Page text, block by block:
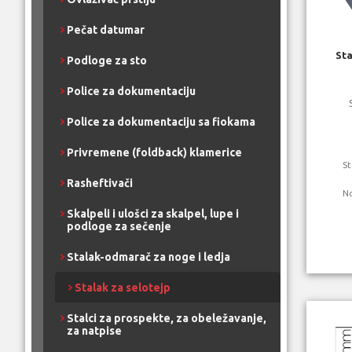
Pečat datumar
Podloge za sto
Police za dokumentaciju
Police za dokumentaciju sa fiokama
Privremene (foldback) klamerice
Rasheftivači
Skalpeli i ulošci za skalpel, lupe i
podloge za sečenje
Stalak-odmarač za noge i ledja
Stalak za selotejp
Stalci za prospekte, za obeležavanje,
za natpise